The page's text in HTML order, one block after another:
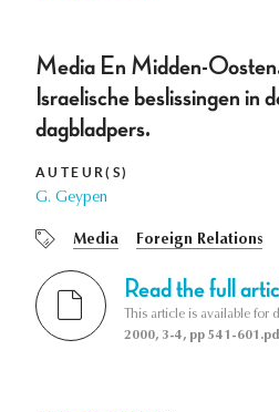
Media En Midden-
Israelische beslissingen in
dagbladpers.
AUTEUR(S)
G. Geypen
Media Foreign Relations
Read the full
This article is available for
2000, 3-4, pp 541-